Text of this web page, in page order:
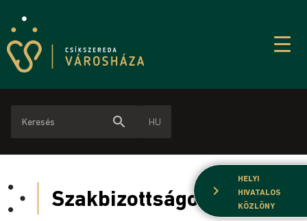
search HU
chevron_right
HELYI
HIVATALOS
KÖZLÖNY
Szakbizottságok